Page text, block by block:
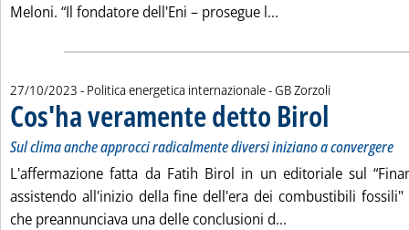
Meloni. “Il fondatore dell'Eni – prosegue l...
27/10/2023 - Politica energetica internazionale -di:
GB Zorzoli
Cos'ha veramente detto Birol
Sul clima anche approcci radicalmente diversi iniziano a convergere
L'affermazione fatta da Fatih Birol in un editoriale sul
assistendo all'inizio della fine dell'era dei combustibili fossili"
che preannunciava una delle conclusioni d...